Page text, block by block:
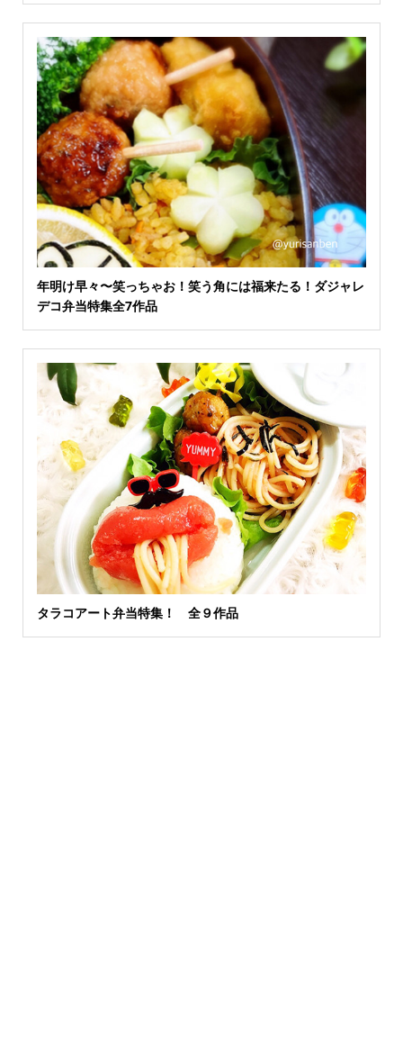
年明け早々〜笑っちゃお！笑う角には福来たる！ダジャレ
デコ弁当特集全7作品
タラコアート弁当特集！ 全９作品